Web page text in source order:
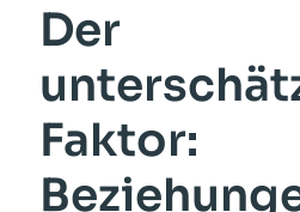
Der
Faktor: